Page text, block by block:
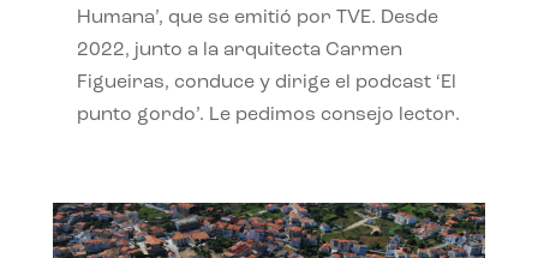
Humana’, que se emitió por TVE. Desde
2022, junto a la arquitecta Carmen
Figueiras, conduce y dirige el podcast ‘El
punto gordo’. Le pedimos consejo lector.